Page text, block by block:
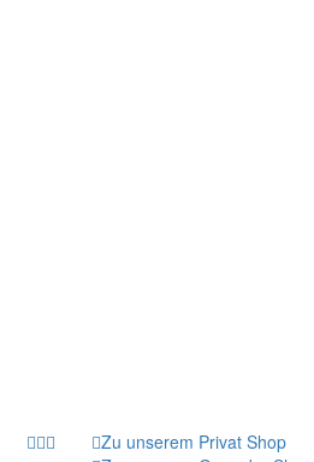
Zu unserem Privat Shop